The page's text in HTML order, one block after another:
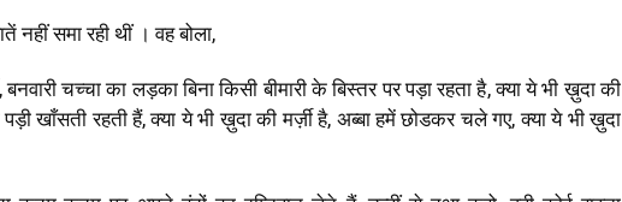
नहीं समा रही थीं । वह बोला,
बनवारी चच्चा का लड़का बिना किसी बीमारी के बिस्तर पर पड़ा रहता है,क्या ये भी ख़ुदा की
खाँसती रहती हैं,क्या ये भी ख़ुदा की मर्ज़ी है, अब्बा हमें छोडकर चले गए, क्या ये भी ख़ुदा